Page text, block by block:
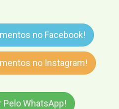
no Facebook!
no Instagram!
Pelo WhatsApp!